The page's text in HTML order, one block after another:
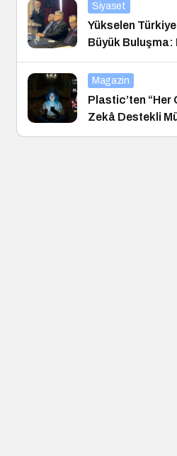
Siyaset
Yükselen
Büyük Buluşma:
Güvenlik
Konferansı
Magazin
Plastic’ten “Her
Zekâ Destekli